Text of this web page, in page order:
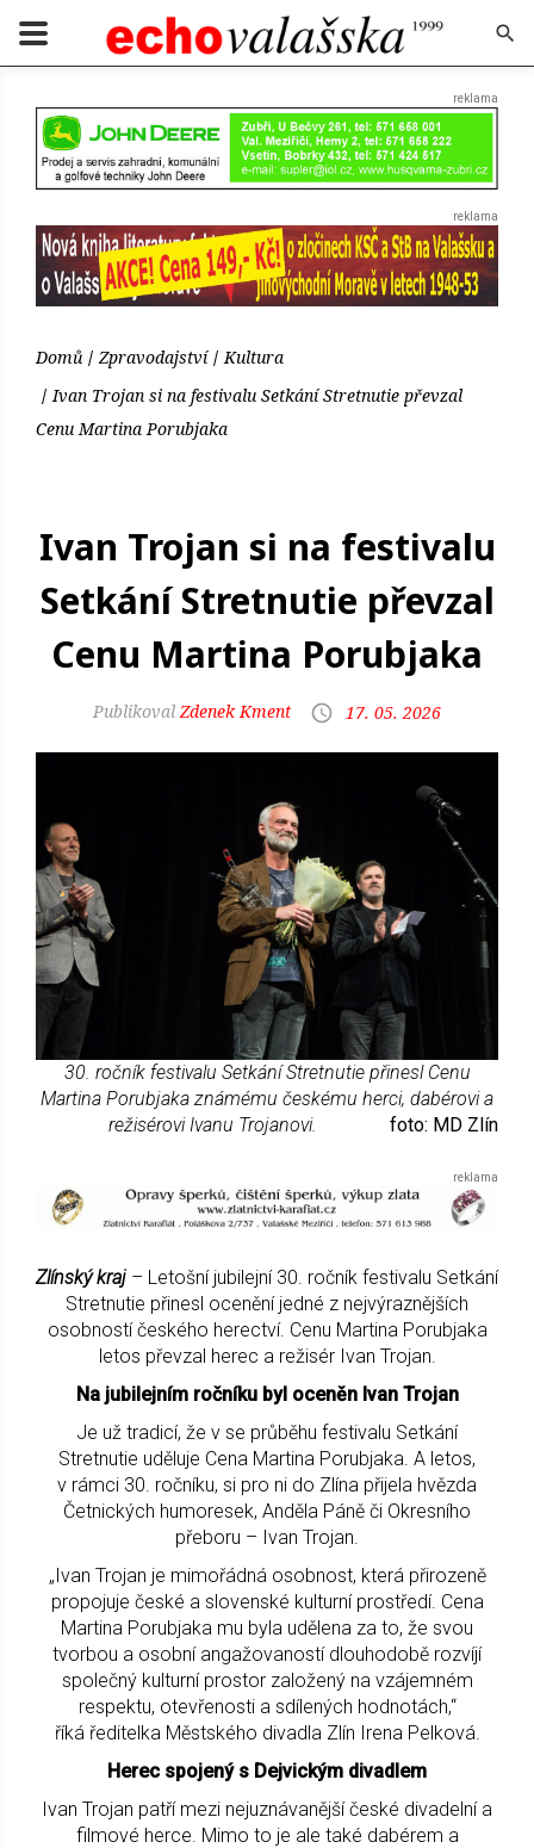
Domů Zpravodajství
Kultura
Ivan Trojan si na festivalu Setkání Stretnutie převzal
Cenu Martina Porubjaka
Ivan Trojan si na festivalu
Setkání Stretnutie převzal
Cenu Martina Porubjaka
Zdenek Kment 17. 05. 2026
30. ročník festivalu Setkání Stretnutie přinesl Cenu
Martina Porubjaka známému českému herci, dabérovi a
režisérovi Ivanu Trojanovi.
foto: MD Zlín
Zlínský kraj – Letošní jubilejní 30. ročník festivalu Setkání
Stretnutie přinesl ocenění jedné z nejvýraznějších
osobností českého herectví. Cenu Martina Porubjaka
letos převzal herec a režisér Ivan Trojan.
Na jubilejním ročníku byl oceněn Ivan Trojan
Je už tradicí, že v se průběhu festivalu Setkání
Stretnutie uděluje Cena Martina Porubjaka. A letos,
v rámci 30. ročníku, si pro ni do Zlína přijela hvězda
Četnických humoresek, Anděla Páně či Okresního
přeboru – Ivan Trojan.
„Ivan Trojan je mimořádná osobnost, která přirozeně
propojuje české a slovenské kulturní prostředí. Cena
Martina Porubjaka mu byla udělena za to, že svou
tvorbou a osobní angažovaností dlouhodobě rozvíjí
společný kulturní prostor založený na vzájemném
respektu, otevřenosti a sdílených hodnotách,“
říká ředitelka Městského divadla Zlín Irena Pelková.
Herec spojený s Dejvickým divadlem
Ivan Trojan patří mezi nejuznávanější české divadelní a
filmové herce. Mimo to je ale také dabérem a